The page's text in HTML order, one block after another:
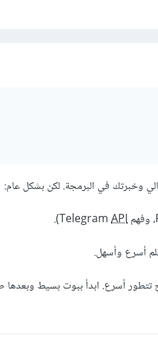
وخبرتك في البرمجة. لكن بشكل عام:
API
).
أسرع وأسهل.
تتطور أسرع. ابدأ ببوت بسيط وبعدها